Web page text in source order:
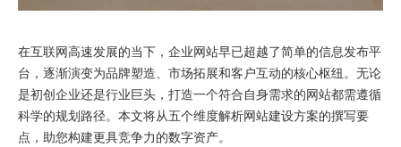
在互联网高速发展的当下，企业网站早已超越了简单的信息发布平
台，逐渐演变为品牌塑造、市场拓展和客户互动的核心枢纽。无论
是初创企业还是行业巨头，打造一个符合自身需求的网站都需遵循
科学的规划路径。本文将从五个维度解析网站建设方案的撰写要
点，助您构建更具竞争力的数字资产。